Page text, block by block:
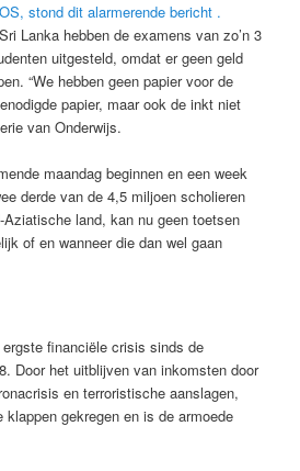
stond dit alarmerende bericht .
Lanka hebben de examens van zo’n 3
uitgesteld, omdat er geen geld
“We hebben geen papier voor de
papier, maar ook de inkt niet
van Onderwijs.
maandag beginnen en een week
derde van de 4,5 miljoen scholieren
land, kan nu geen toetsen
of en wanneer die dan wel gaan
financiële crisis sinds de
Door het uitblijven van inkomsten door
en terroristische aanslagen,
klappen gekregen en is de armoede